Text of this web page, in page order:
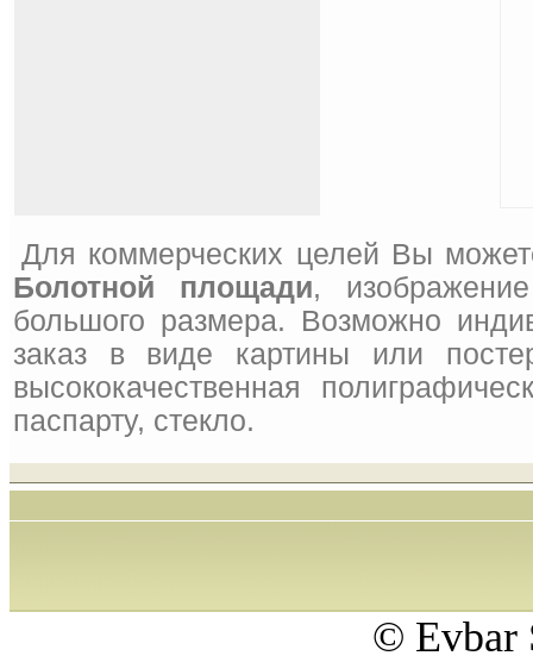
Для коммерческих целей Вы
Болотной площади,
большого размера. Возможно
заказ в виде картины или
высококачественная
паспарту, стекло.
© Evbar